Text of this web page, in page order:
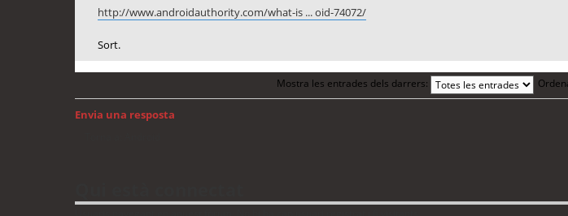
http://www.androidauthority.com/what-is ... oid-74072/
Sort.
Mostra les entrades dels darrers:
Envia una resposta